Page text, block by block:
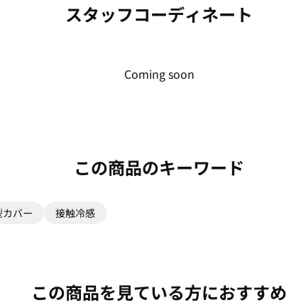
スタッフコーディネート
Coming soon
この商品のキーワード
バー 接触冷感
この商品を見ている方におすすめ